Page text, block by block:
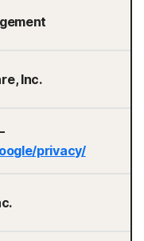
Inc.
privacy/